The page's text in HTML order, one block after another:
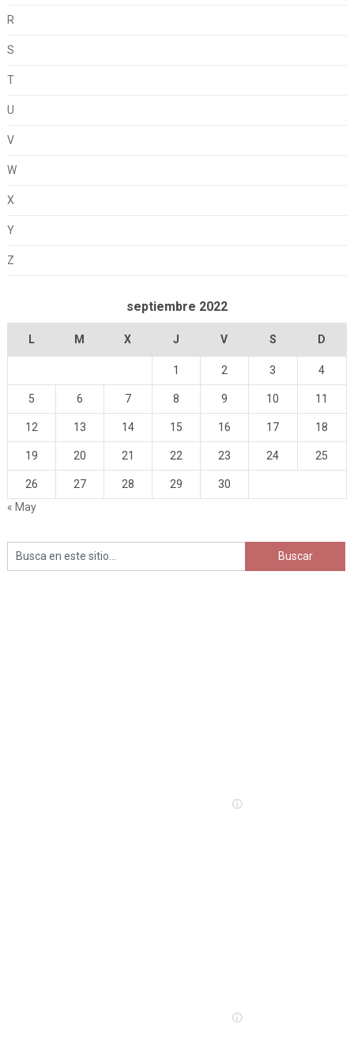
R
S
T
U
V
W
X
Y
Z
septiembre 2022
L M X J V S D
1 2 3 4
5 6 7 8 9 10 11
12 13 14 15 16 17 18
19 20 21 22 23 24 25
26 27 28 29
30
« May